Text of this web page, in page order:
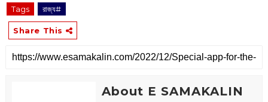
Tags রাজ্য#
Share This
About E SAMAKALIN